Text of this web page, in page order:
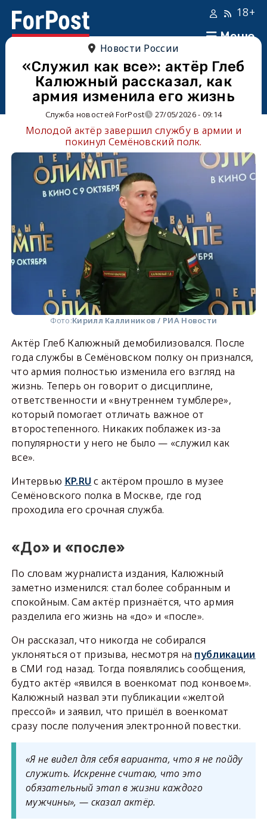
Меню
18+
Новости России
«Служил как все»: актёр Глеб
Калюжный рассказал, как
армия изменила его жизнь
Служба новостей ForPost 27/05/2026 - 09:14
Молодой актёр завершил службу в армии и
покинул Семёновский полк.
Фото:Кирилл Каллиников / РИА Новости
Актёр Глеб Калюжный демобилизовался. После
года службы в Семёновском полку он признался,
что армия полностью изменила его взгляд на
жизнь. Теперь он говорит о дисциплине,
ответственности и «внутреннем тумблере»,
который помогает отличать важное от
второстепенного. Никаких поблажек из-за
популярности у него не было — «служил как
все».
Интервью KP.RU с актёром прошло в музее
Семёновского полка в Москве, где год
проходила его срочная служба.
«До» и «после»
По словам журналиста издания, Калюжный
заметно изменился: стал более собранным и
спокойным. Сам актёр признаётся, что армия
разделила его жизнь на «до» и «после».
Он рассказал, что никогда не собирался
уклоняться от призыва, несмотря на публикации
в СМИ год назад. Тогда появлялись сообщения,
будто актёр «явился в военкомат под конвоем».
Калюжный назвал эти публикации «желтой
прессой» и заявил, что пришёл в военкомат
сразу после получения электронной повестки.
«Я не видел для себя варианта, что я не пойду
служить. Искренне считаю, что это
обязательный этап в жизни каждого
мужчины», — сказал актёр.